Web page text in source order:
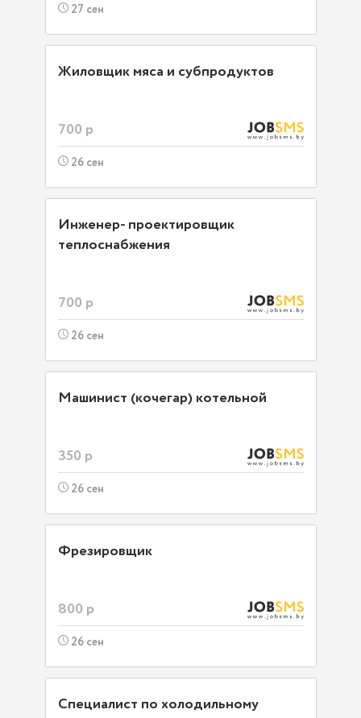
27 сен
Жиловщик мяса и субпродуктов
700 р
26 сен
Инженер- проектировщик
теплоснабжения
700 р
26 сен
Машинист (кочегар) котельной
350 р
26 сен
Фрезировщик
800 р
26 сен
Специалист по холодильному